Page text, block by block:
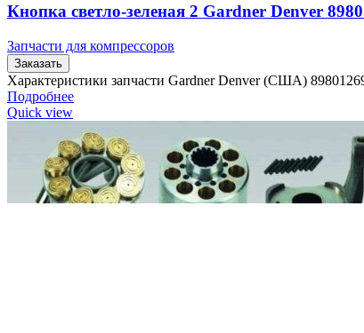
Кнопка светло-зеленая 2 Gardner Denver
Запчасти для компрессоров
Заказать
Характеристики запчасти Gardner Denver (США)
Подробнее
Quick view